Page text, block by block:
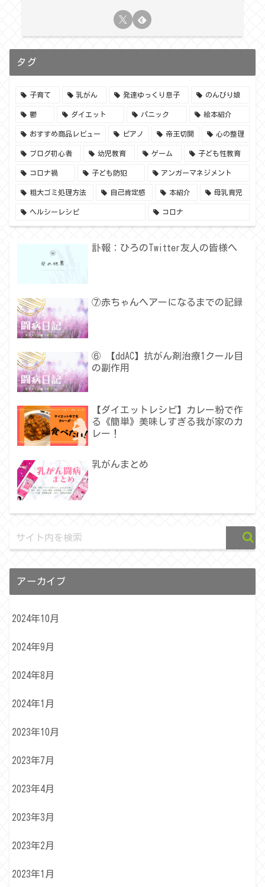
タグ
子育て 乳がん 発達ゆっくり息子 のんびり娘
鬱 ダイエット パニック 絵本紹介
おすすめ商品レビュー ピアノ 帝王切開 心の整理
ブログ初心者 幼児教育 ゲーム 子ども性教育
コロナ禍 子ども防犯 アンガーマネジメント
粗大ゴミ処理方法 自己肯定感 本紹介 母乳育児
ヘルシーレシピ コロナ
訃報：ひろのTwitter友人の皆様へ
⑦赤ちゃんヘアーになるまでの記録
⑥ 【ddAC】抗がん剤治療1クール目
の副作用
【ダイエットレシピ】カレー粉で作
る《簡単》美味しすぎる我が家のカ
レー！
乳がんまとめ
アーカイブ
2024年10月
2024年9月
2024年8月
2024年1月
2023年10月
2023年7月
2023年4月
2023年3月
2023年2月
2023年1月